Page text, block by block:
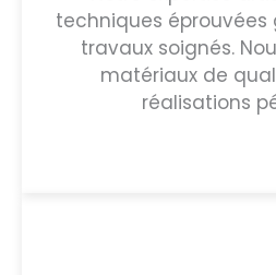
techniques
travaux soignés.
matériaux de
réalisations